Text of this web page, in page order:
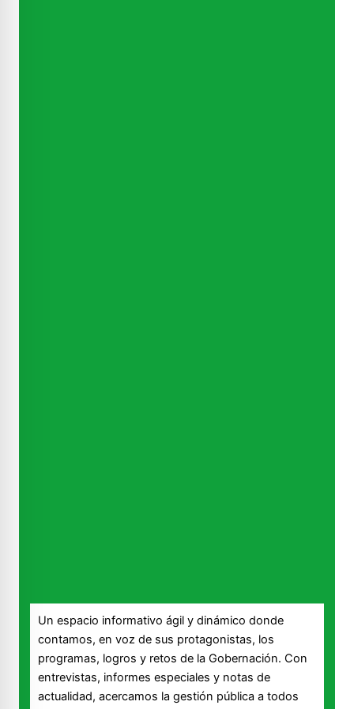
Un espacio informativo ágil y dinámico donde
contamos, en voz de sus protagonistas, los
programas, logros y retos de la Gobernación. Con
entrevistas, informes especiales y notas de
actualidad, acercamos la gestión pública a todos